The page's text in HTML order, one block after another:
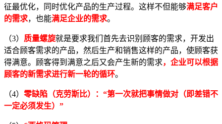
征最优化，同时优化产品的生产过程。这样不但能够满足客户
的需求，也能满足企业的需求。
（3） 质量螺旋就是要求我们首先去识别顾客的需求，开发出
适合顾客需求的产品，然后生产和销售这样的产品，使顾客获
得满意。顾客得到满意之后又会产生新的需求，企业可以根据
顾客的新需求进行新一轮的循环。
（4） 零缺陷（克劳斯比）： “第一次就把事情做对（即差错不
一定必须发生） ”